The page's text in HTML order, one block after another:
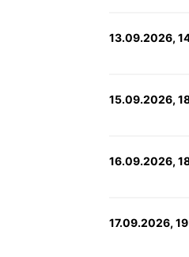
13.09.2026,
15.09.2026,
16.09.2026,
17.09.2026,